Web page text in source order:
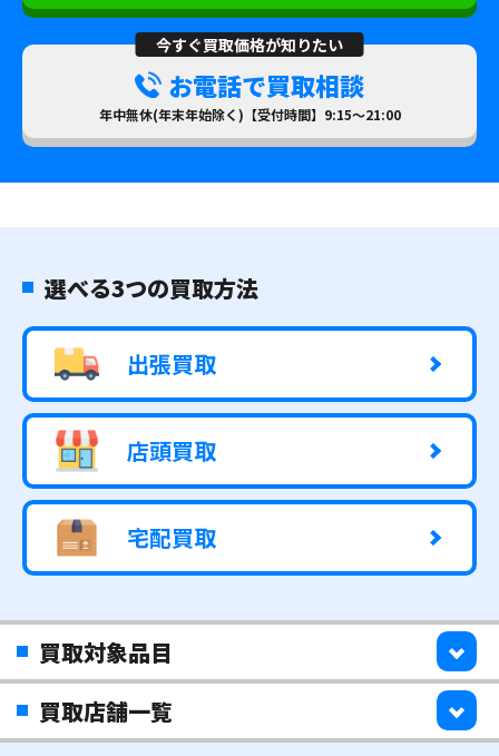
今すぐ買取価格が知りたい
お電話で買取相談
年中無休(年末年始除く)【受付時間】9:15～21:00
選べる3つの買取方法
出張買取
店頭買取
宅配買取
買取対象品目
買取店舗一覧